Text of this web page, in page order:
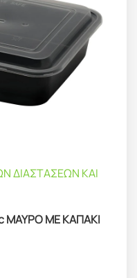
ΔΙΑΣΤΑΣΕΩΝ ΚΑΙ
ΜΑΥΡΟ ΜΕ ΚΑΠΑΚΙ